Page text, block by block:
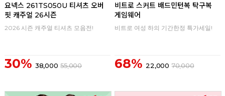
요넥스 261TS050U 티셔츠 오버
핏 캐주얼 26시즌
2026 시즌 캐주얼 티셔츠 모음전!
30% 38,000 55,000
비트로 스커트 배드민턴복 탁구복
게임웨어
비트로 여성 하의 기간한정 특가세일!
68% 22,000 70,000